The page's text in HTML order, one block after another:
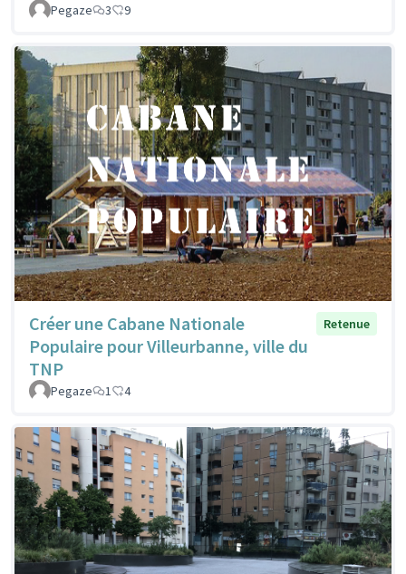
Pegaze 3 9
Créer une Cabane Nationale
Populaire pour Villeurbanne, ville du
TNP
Retenue
Pegaze 1 4